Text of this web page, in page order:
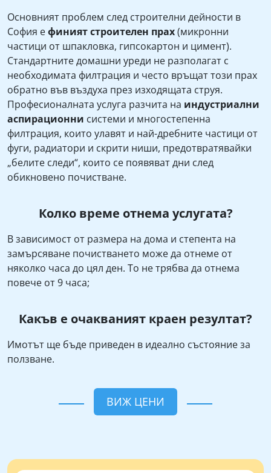
Основният проблем след строителни дейности в
София ефиният строителен прах(микронни
частици от шпакловка, гипсокартон и цимент).
Стандартните домашни уреди не разполагат с
необходимата филтрация и често връщат този прах
обратно във въздуха през изходящата струя.
Професионалната услуга разчита на индустриални
аспирационни системи и многостепенна
филтрация, които улавят и най-дребните частици от
фуги, радиатори и скрити ниши, предотвратявайки
„белите следи“, които се появяват дни след
обикновено почистване.
Колко време отнема услугата?
В зависимост от размера на дома и степента на
замърсяване почистването може да отнеме от
няколко часа до цял ден. То не трябва да отнема
повече от 9 часа;
Какъв е очакваният краен резултат?
Имотът ще бъде приведен в идеално състояние за
ползване.
ВИЖ ЦЕНИ